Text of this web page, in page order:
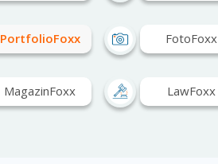
PortfolioFoxx FotoFoxx
MagazinFoxx LawFoxx